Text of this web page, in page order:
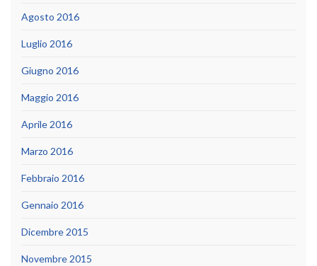
Agosto 2016
Luglio 2016
Giugno 2016
Maggio 2016
Aprile 2016
Marzo 2016
Febbraio 2016
Gennaio 2016
Dicembre 2015
Novembre 2015